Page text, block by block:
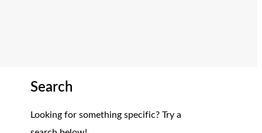
Search
Looking for something specific? Try a